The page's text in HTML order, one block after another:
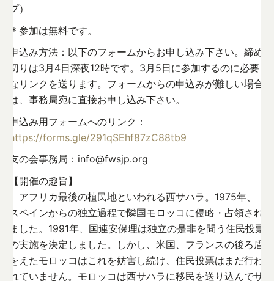
プ）
＊参加は無料です。
申込み方法：以下のフォームからお申し込み下さい。締め
切りは3月4日深夜12時です。3月5日に参加するのに必要
なリンクを送ります。フォームからの申込みが難しい場合
は、事務局宛に直接お申し込み下さい。
申込み用フォームへのリンク：
https://forms.gle/291qSEhf87zC88tb9
友の会事務局：info@fwsjp.org
【開催の趣旨】
アフリカ最後の植民地といわれる西サハラ。1975年、
スペインからの独立過程で隣国モロッコに侵略・占領され
ました。1991年、国連安保理は独立の是非を問う住民投票
の実施を決定しました。しかし、米国、フランスの後ろ盾
をえたモロッコはこれを妨害し続け、住民投票はまだ行わ
れていません。モロッコは西サハラに移民を送り込んでサ